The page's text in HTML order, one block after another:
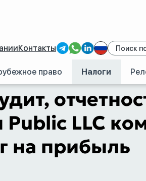
Контакты
право Налоги
и физлиц в Швеции: VAT и налог на прибыль
LLC
на прибыль